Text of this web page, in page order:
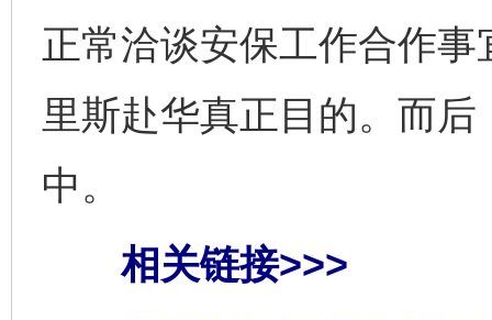
正常洽谈安保工作合作
里斯赴华真正目的。而
中。
相关链接>>>